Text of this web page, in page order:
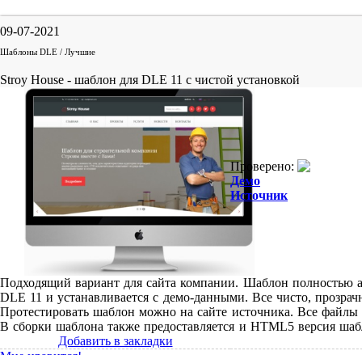
09-07-2021
Шаблоны DLE / Лучшие
Stroy House - шаблон для DLE 11 с чистой установкой
Проверено:
Демо
Источник
Подходящий вариант для сайта компании. Шаблон полностью
DLE 11 и устанавливается с демо-данными. Все чисто,
Протестировать шаблон можно на сайте источника. Все
В сборки шаблона также предоставляется и HTML5 версия
Добавить в закладки